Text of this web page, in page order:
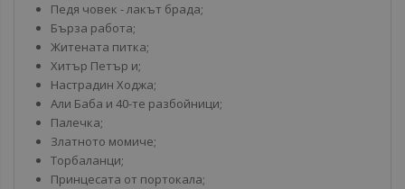
Педя човек - лакът брада;
Бърза работа;
Житената питка;
Хитър Петър и;
Настрадин Ходжа;
Али Баба и 40-те разбойници;
Палечка;
Златното момиче;
Торбаланци;
Принцесата от портокала;